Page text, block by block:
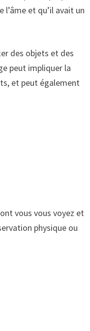
et qu’il avait un
des objets et des
peut impliquer la
et peut également
vous vous voyez et
physique ou